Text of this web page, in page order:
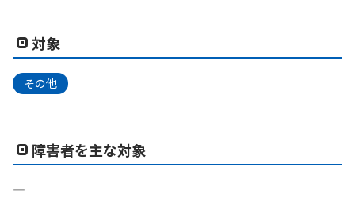
対象
その他
障害者を主な対象
―